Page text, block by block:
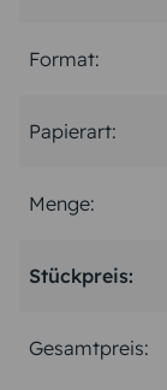
Format:
Papierart:
Menge:
Stückpreis:
Gesamtpreis: